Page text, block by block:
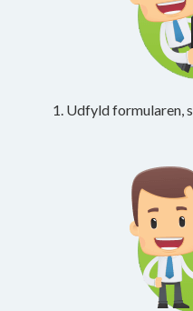
1. Udfyld formularen,